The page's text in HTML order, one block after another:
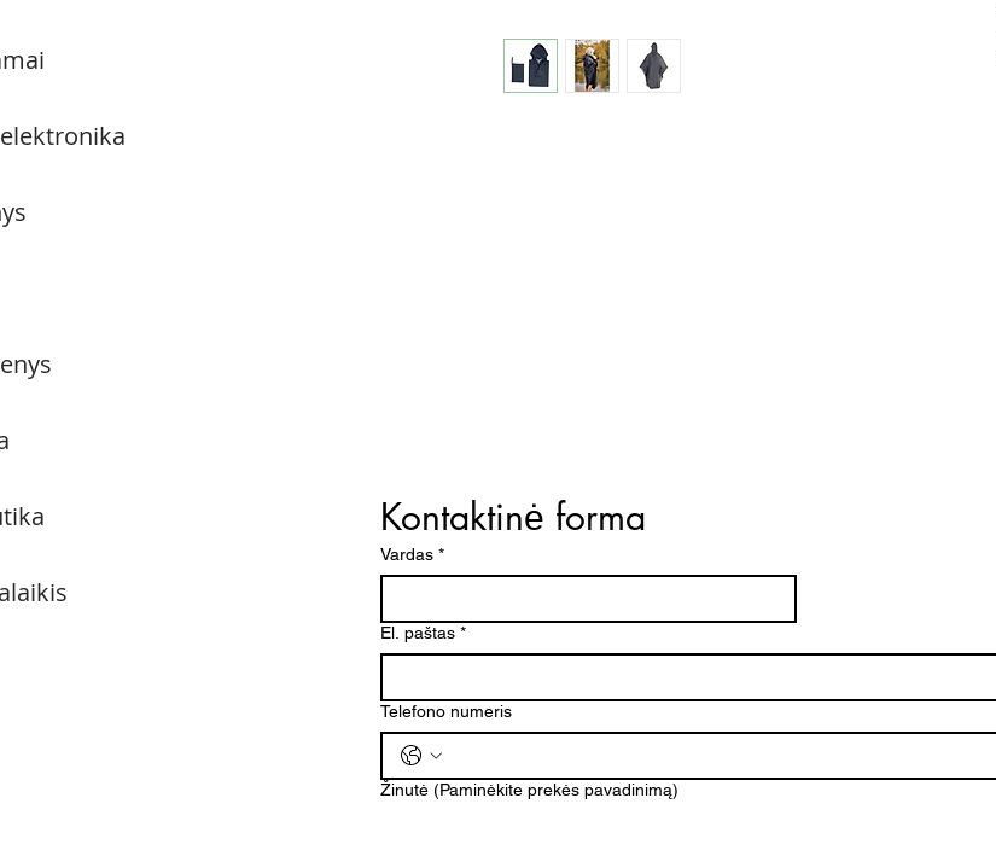
Kontaktinė forma
Vardas *
El. paštas *
Telefono numeris
Žinutė (Paminėkite prekės pavadinimą)